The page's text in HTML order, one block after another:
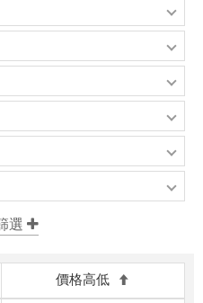
價格高低